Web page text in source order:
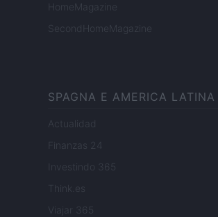
HomeMagazine
SecondHomeMagazine
SPAGNA E AMERICA LATINA
Actualidad
Finanzas 24
Investindo 365
Think.es
Viajar 365